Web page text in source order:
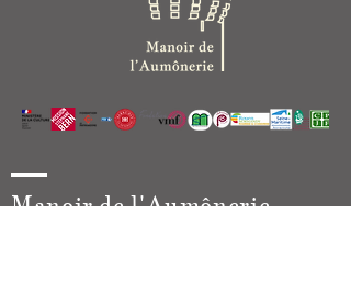
Manoir de l'Aumônerie